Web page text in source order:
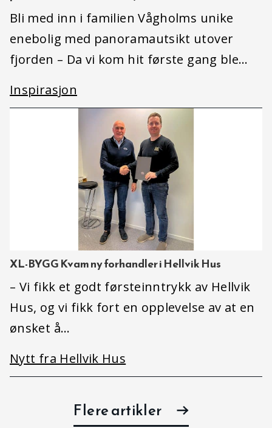
Bli med inn i familien Vågholms unike
enebolig med panoramautsikt utover
fjorden – Da vi kom hit første gang ble…
Inspirasjon
XL-BYGG Kvam ny forhandler i Hellvik Hus
– Vi fikk et godt førsteinntrykk av Hellvik
Hus, og vi fikk fort en opplevelse av at en
ønsket å…
Nytt fra Hellvik Hus
Flere artikler